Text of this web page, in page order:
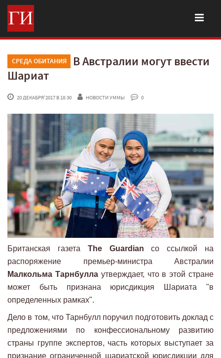
СРЕДА ОБИТАНИЯ
В Австралии могут ввести
Шариат
20 ДЕКАБРЯ'2017 В 18:30 НОВОСТИ УММЫ 0
Британская газета The Guardian со ссылкой на
распоряжение премьер-министра Австралии
Малкольма Тарнбуллаутверждает, что в этой стране
может быть признана юрисдикция Шариата "в
определенных рамках".
Дело в том, что Тарнбулл поручил подготовить доклад с
предложениями по конфессиональному развитию
страны группе экспертов, часть которых выступает за
признание ограниченной шариатской юрисдикции для